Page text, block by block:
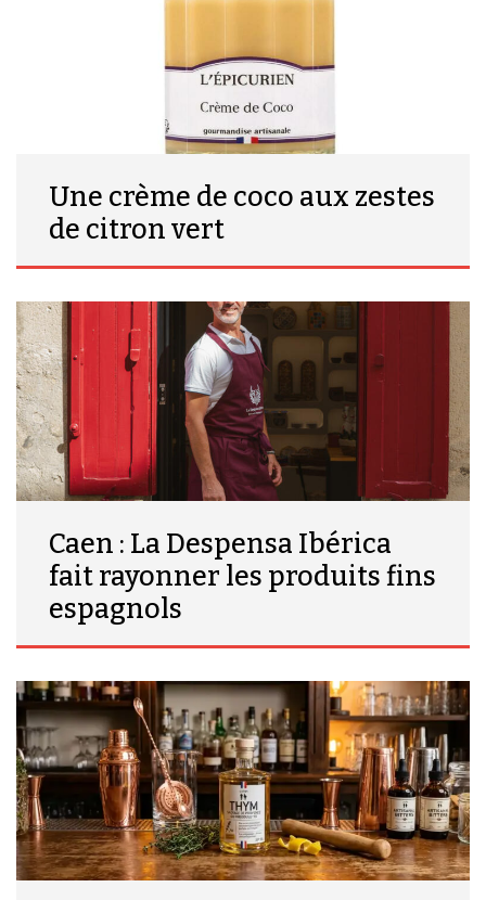
Une crème de coco aux zestes
de citron vert
Caen : La Despensa Ibérica
fait rayonner les produits fins
espagnols